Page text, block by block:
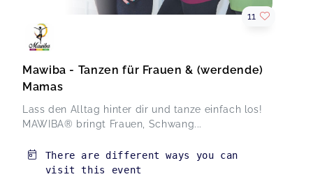
Mawiba - Tanzen für Frauen & (werdende)
Mamas
Lass den Alltag hinter dir und tanze einfach los!
MAWIBA® bringt Frauen, Schwang...
11
There are different ways you can
visit this event